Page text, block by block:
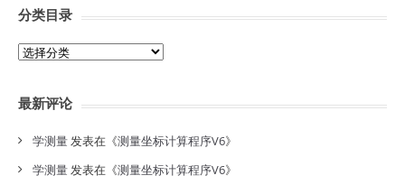
分类目录
分
录
最新评论
学测量发表在《测量坐标计算程序V6》
学测量发表在《测量坐标计算程序V6》